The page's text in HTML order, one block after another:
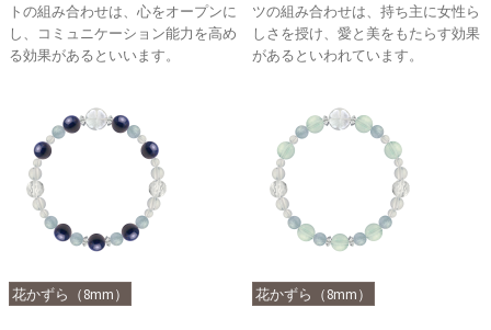
トの組み合わせは、心をオープンに
し、コミュニケーション能力を高め
る効果があるといいます。
ツの組み合わせは、持ち主に女性ら
しさを授け、愛と美をもたらす効果
があるといわれています。
花かずら（8mm） 花かずら（8mm）